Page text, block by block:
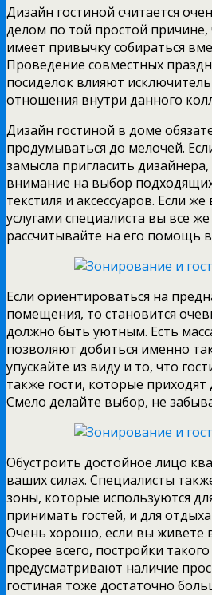
Дизайн гостиной считается
делом по той простой причине,
имеет привычку собираться
Проведение совместных
посиделок влияют
отношения внутри данного
Дизайн гостиной в доме
продумываться до мелочей.
замысла пригласить
внимание на выбор
текстиля и аксессуаров. Если
услугами специалиста вы все
рассчитывайте на его помощь
Если ориентироваться на
помещения, то становится
должно быть уютным. Есть
позволяют добиться именно
упускайте из виду и то, что
также гости, которые приходят
Смело делайте выбор, не
Обустроить достойное лицо
ваших силах. Специалисты
зоны, которые используются
принимать гостей, и для
Очень хорошо, если вы живете
Скорее всего, постройки
предусматривают наличие
гостиная тоже достаточно